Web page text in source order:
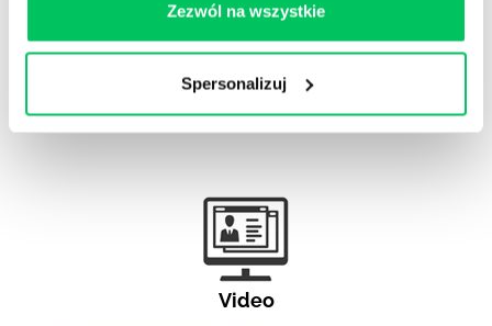
Zezwól na wszystkie
Spersonalizuj
Artykuły eksperckie
Artykuły związane ze szkoleniami eksperckimi.
Video